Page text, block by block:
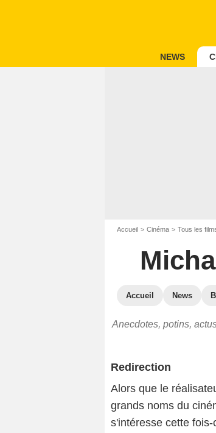
NEWS
Accueil Cinéma Tous les
Accueil News
Anecdotes, potins,
Redirection
Alors que le
grands noms du
s'intéresse cette